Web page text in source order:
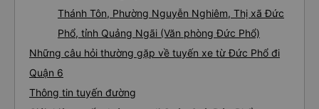
Thánh Tôn, Phường Nguyễn Nghiêm, Thị xã Đức
Phổ, tỉnh Quảng Ngãi (Văn phòng Đức Phổ)
Những câu hỏi thường gặp về tuyến xe từ Đức Phổ đi
Quận 6
Thông tin tuyến đường